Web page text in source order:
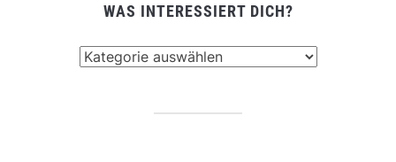
WAS INTERESSIERT DICH?